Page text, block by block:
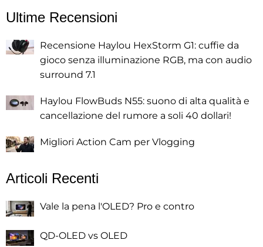
Ultime Recensioni
Recensione Haylou HexStorm G1: cuffie da
gioco senza illuminazione RGB, ma con audio
surround 7.1
Haylou FlowBuds N55: suono di alta qualità e
cancellazione del rumore a soli 40 dollari!
Migliori Action Cam per Vlogging
Articoli Recenti
Vale la pena l'OLED? Pro e contro
QD-OLED vs OLED